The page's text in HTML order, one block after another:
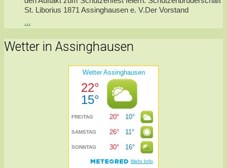
St. Liborius 1871 Assinghausen e. V.Der Vorstand
...
Wetter in Assinghausen